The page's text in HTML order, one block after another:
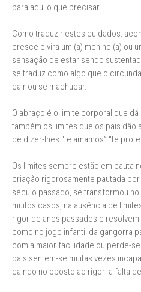
para aquilo que precisar.
Como traduzir estes cuidados:
cresce e vira um (a) menino (a) ou
sensação de estar sendo
se traduz como algo que o
cair ou se machucar.
O abraço é o limite corporal que
também os limites que os pais dão
de dizer-lhes “te amamos” “te
Os limites sempre estão em pauta
criação rigorosamente pautada
século passado, se transformou
muitos casos, na ausência de
rigor de anos passados e
como no jogo infantil da gangorra
com a maior facilidade ou perde-
pais sentem-se muitas vezes
caindo no oposto ao rigor: a falta